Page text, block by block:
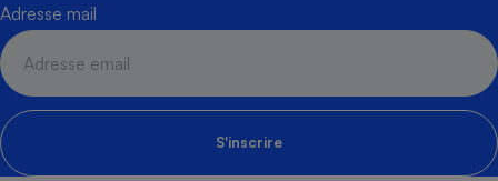
Adresse mail
S'inscrire